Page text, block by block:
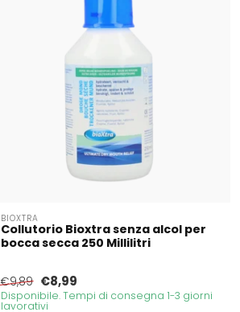
BIOXTRA
Collutorio Bioxtra senza alcol per
bocca secca 250 Millilitri
€9,89 €8,99
Disponibile. Tempi di consegna 1-3 giorni
lavorativi